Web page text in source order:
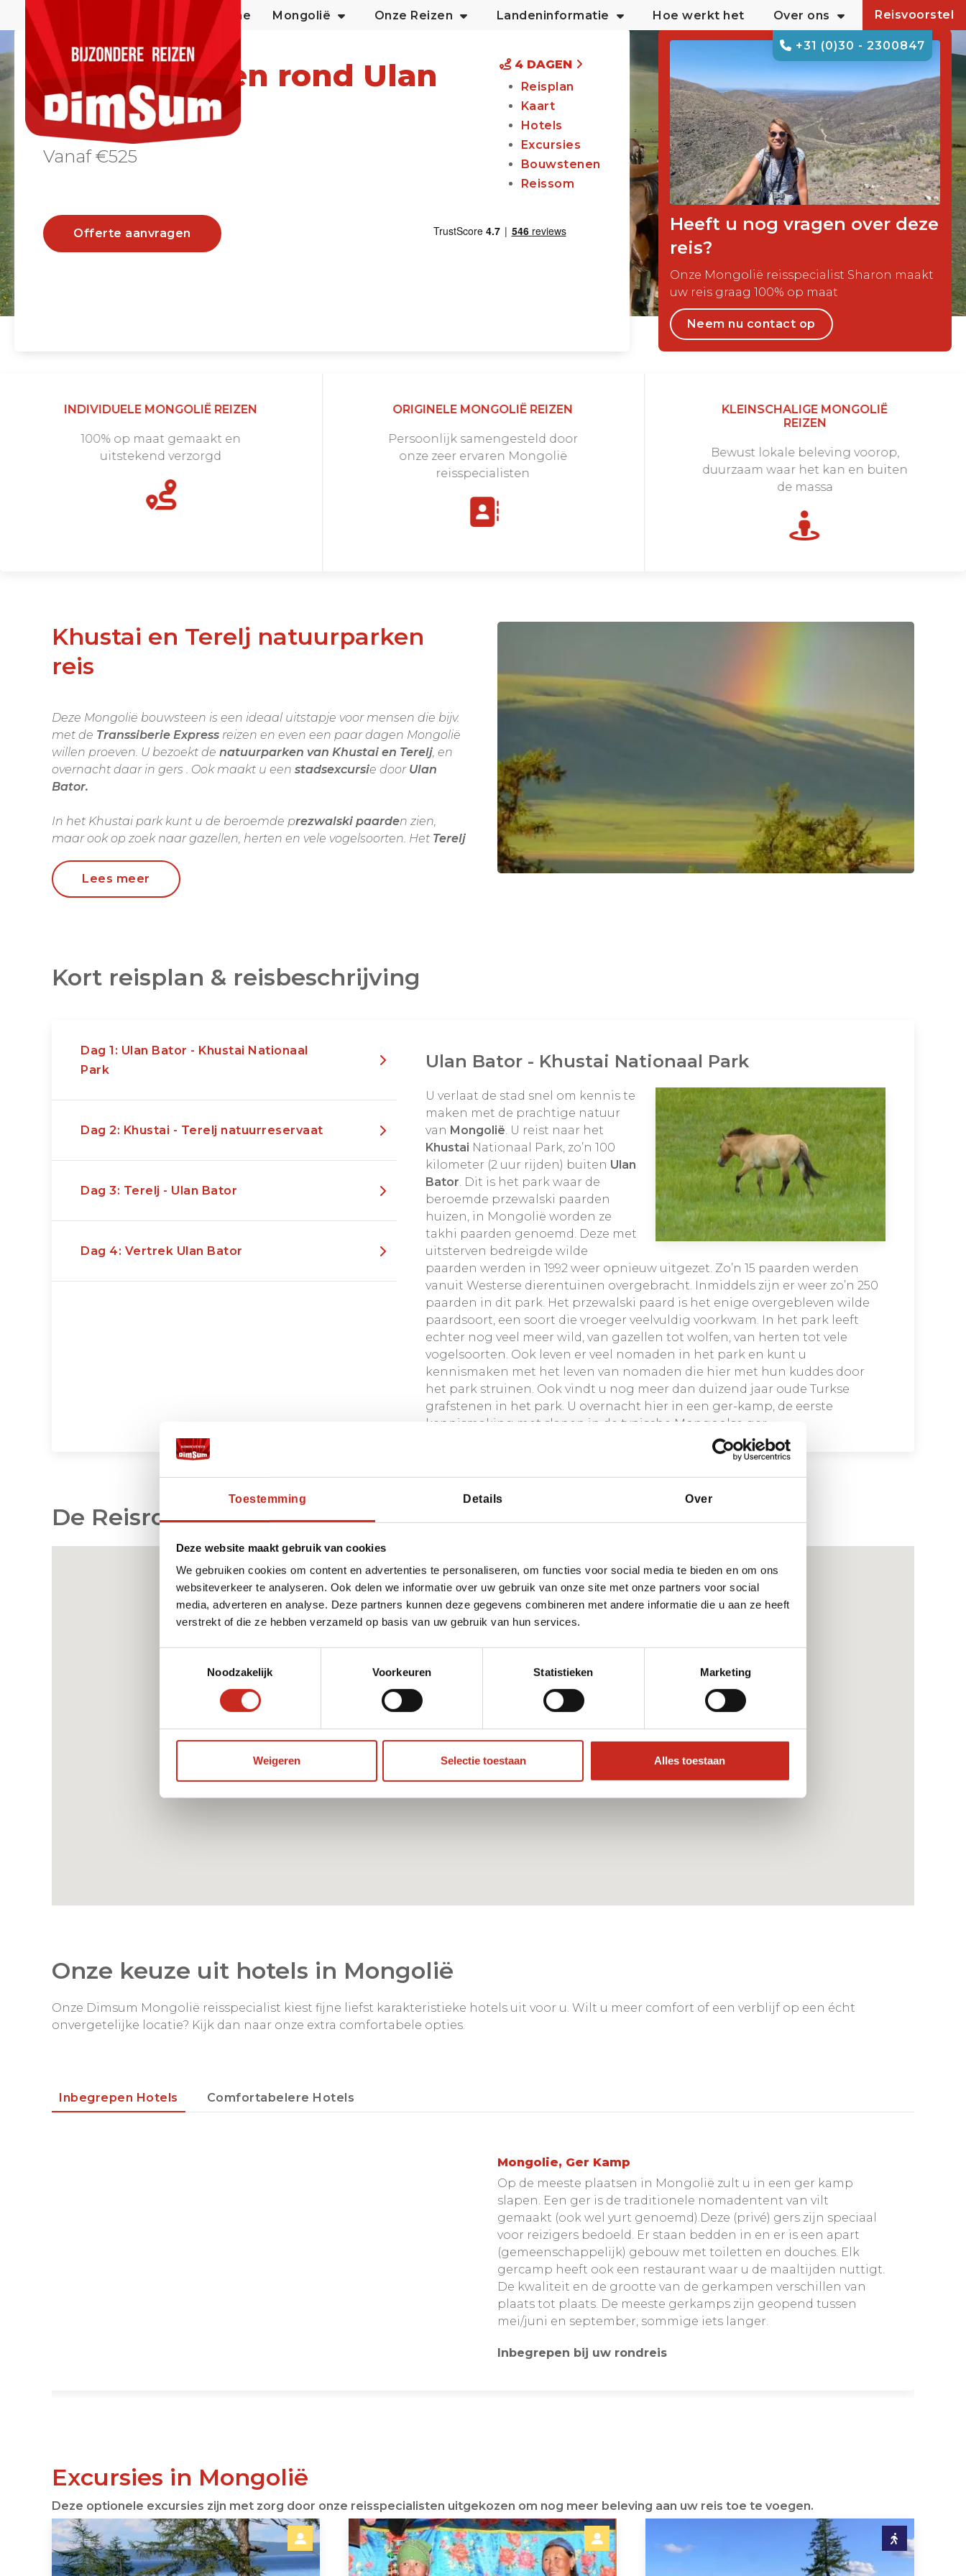
Toestemming Details Over
Deze website maakt gebruik van cookies
We gebruiken cookies om content en advertenties te personaliseren, om functies voor social media te bieden en om ons
websiteverkeer te analyseren. Ook delen we informatie over uw gebruik van onze site met onze partners voor social
media, adverteren en analyse. Deze partners kunnen deze gegevens combineren met andere informatie die u aan ze heeft
verstrekt of die ze hebben verzameld op basis van uw gebruik van hun services.
Noodzakelijk
Voorkeuren Statistieken Marketing
Weigeren Selectie toestaan Alles toestaan
+31 (0)30 - 2300847
Home Mongolië Onze Reizen Landeninformatie Hoe werkt het Over ons Reisvoorstel
Natuurparken rond Ulan
Bator reis
Vanaf €525
4 DAGEN
Reisplan
Kaart
Hotels
Excursies
Bouwstenen
Reissom
Offerte aanvragen
Heeft u nog vragen over deze
reis?
Onze Mongolië reisspecialist Sharon maakt
uw reis graag 100% op maat
Neem nu contact op
INDIVIDUELE MONGOLIË REIZEN
100% op maat gemaakt en
uitstekend verzorgd
ORIGINELE MONGOLIË REIZEN
Persoonlijk samengesteld door
onze zeer ervaren Mongolië
reisspecialisten
KLEINSCHALIGE MONGOLIË
REIZEN
Bewust lokale beleving voorop,
duurzaam waar het kan en buiten
de massa
Khustai en Terelj natuurparken
reis
Deze Mongolië bouwsteen is een ideaal uitstapje voor mensen die bijv.
met de Transsiberie Express reizen en even een paar dagen Mongolië
willen proeven. U bezoekt de natuurparken van Khustai en Terelj, en
overnacht daar in gers . Ook maakt u een stadsexcursie door Ulan
Bator.
In het Khustai park kunt u de beroemde prezwalski paarden zien,
maar ook op zoek naar gazellen, herten en vele vogelsoorten. Het Terelj
wandelen en paardrijden. Ook kunt u kennismaken met
nomadenfamilies die in het park wonen.
Lees meer
Kort reisplan & reisbeschrijving
Dag 1: Ulan Bator - Khustai Nationaal
Park
Dag 2: Khustai - Terelj natuurreservaat
Dag 3: Terelj - Ulan Bator
Dag 4: Vertrek Ulan Bator
Ulan Bator - Khustai Nationaal Park
U verlaat de stad snel om kennis te
maken met de prachtige natuur
van Mongolië. U reist naar het
Khustai Nationaal Park, zo’n 100
kilometer (2 uur rijden) buiten Ulan
Bator. Dit is het park waar de
beroemde przewalski paarden
huizen, in Mongolië worden ze
takhi paarden genoemd. Deze met
uitsterven bedreigde wilde
paarden werden in 1992 weer opnieuw uitgezet. Zo’n 15 paarden werden
vanuit Westerse dierentuinen overgebracht. Inmiddels zijn er weer zo’n 250
paarden in dit park. Het przewalski paard is het enige overgebleven wilde
paardsoort, een soort die vroeger veelvuldig voorkwam. In het park leeft
echter nog veel meer wild, van gazellen tot wolfen, van herten tot vele
vogelsoorten. Ook leven er veel nomaden in het park en kunt u
kennismaken met het leven van nomaden die hier met hun kuddes door
het park struinen. Ook vindt u nog meer dan duizend jaar oude Turkse
grafstenen in het park. U overnacht hier in een ger-kamp, de eerste
kennismaking met slapen in de typische Mongoolse ger.
De Reisroute op de Kaart van Mongolië
Onze keuze uit hotels in Mongolië
Onze Dimsum Mongolië reisspecialist kiest fijne liefst karakteristieke hotels uit voor u. Wilt u meer comfort of een verblijf op een écht
onvergetelijke locatie? Kijk dan naar onze extra comfortabele opties.
Inbegrepen Hotels Comfortabelere Hotels
Mongolie, Ger Kamp
Op de meeste plaatsen in Mongolië zult u in een ger kamp
slapen. Een ger is de traditionele nomadentent van vilt
gemaakt (ook wel yurt genoemd).Deze (privé) gers zijn speciaal
voor reizigers bedoeld. Er staan bedden in en er is een apart
(gemeenschappelijk) gebouw met toiletten en douches. Elk
gercamp heeft ook een restaurant waar u de maaltijden nuttigt.
De kwaliteit en de grootte van de gerkampen verschillen van
plaats tot plaats. De meeste gerkamps zijn geopend tussen
mei/juni en september, sommige iets langer.
Inbegrepen bij uw rondreis
Excursies in Mongolië
Deze optionele excursies zijn met zorg door onze reisspecialisten uitgekozen om nog meer beleving aan uw reis toe te voegen.